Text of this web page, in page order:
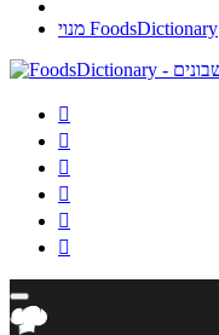
מנוי FoodsDictionary





